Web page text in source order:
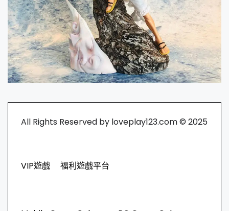
All Rights Reserved by loveplay123.com © 2025
VIP遊戲 福利遊戲平台